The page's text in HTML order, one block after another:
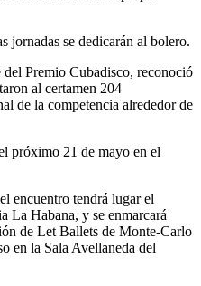
jornadas se dedicarán al bolero.
Premio Cubadisco, reconoció
al certamen 204
de la competencia alrededor de
próximo 21 de mayo en el
encuentro tendrá lugar el
La Habana, y se enmarcará
de Let Ballets de Monte-Carlo
en la Sala Avellaneda del